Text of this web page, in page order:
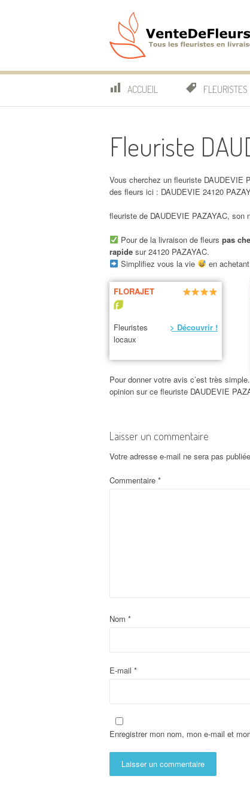
ACCUEIL FLEURISTES
Fleuriste
Vous cherchez un fleuriste DAUDEVIE
des fleurs ici : DAUDEVIE 24120
fleuriste de DAUDEVIE PAZAYAC, son
Pour de la livraison de fleurs pas
rapide sur 24120 PAZAYAC.
Simplifiez vous la vie
en
FLORAJET
Fleuristes
locaux
> Découvrir !
Pour donner votre avis c’est très
opinion sur ce fleuriste DAUDEVIE
Laisser un commentaire
Votre adresse e-mail ne sera pas
Commentaire *
Nom *
E-mail *
Enregistrer mon nom, mon e-mail et